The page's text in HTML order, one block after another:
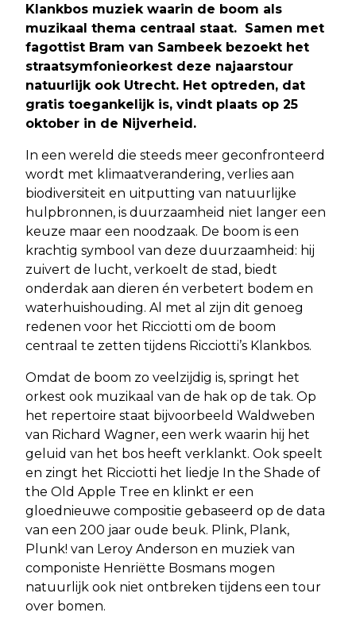
Klankbos muziek waarin de boom als
muzikaal thema centraal staat. Samen met
fagottist Bram van Sambeek bezoekt het
straatsymfonieorkest deze najaarstour
natuurlijk ook Utrecht. Het optreden, dat
gratis toegankelijk is, vindt plaats op 25
oktober in de Nijverheid.
In een wereld die steeds meer geconfronteerd
wordt met klimaatverandering, verlies aan
biodiversiteit en uitputting van natuurlijke
hulpbronnen, is duurzaamheid niet langer een
keuze maar een noodzaak. De boom is een
krachtig symbool van deze duurzaamheid: hij
zuivert de lucht, verkoelt de stad, biedt
onderdak aan dieren én verbetert bodem en
waterhuishouding. Al met al zijn dit genoeg
redenen voor het Ricciotti om de boom
centraal te zetten tijdens Ricciotti’s Klankbos.
Omdat de boom zo veelzijdig is, springt het
orkest ook muzikaal van de hak op de tak. Op
het repertoire staat bijvoorbeeld Waldweben
van Richard Wagner, een werk waarin hij het
geluid van het bos heeft verklankt. Ook speelt
en zingt het Ricciotti het liedje In the Shade of
the Old Apple Tree en klinkt er een
gloednieuwe compositie gebaseerd op de data
van een 200 jaar oude beuk. Plink, Plank,
Plunk! van Leroy Anderson en muziek van
componiste Henriëtte Bosmans mogen
natuurlijk ook niet ontbreken tijdens een tour
over bomen.